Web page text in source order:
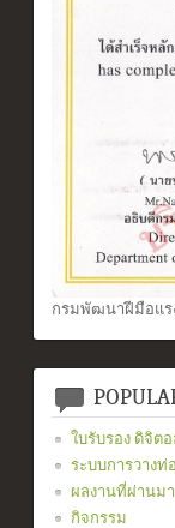
กรมพัฒนาฝีมือแร
ใบรับรอง ดิจิต
ระบบการวางท่
ผลงานที่ผ่านมา
กิจกรรม